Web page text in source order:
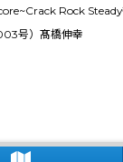
Rock Steady
号）髙橋伸幸